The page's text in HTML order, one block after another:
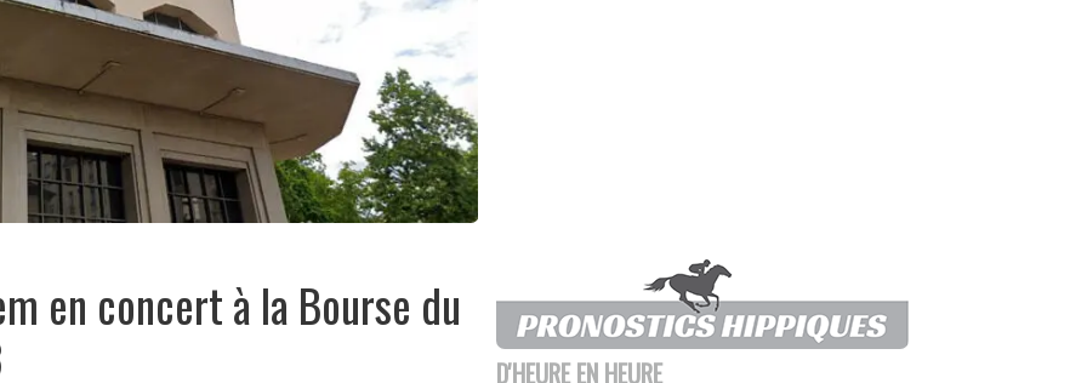
en concert à la Bourse du
D'HEURE EN HEURE